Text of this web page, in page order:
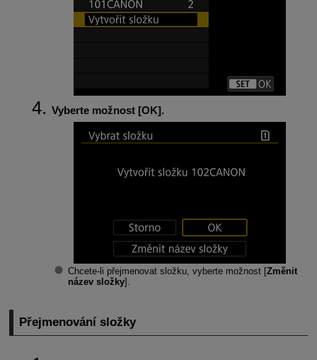
Vyberte možnost [OK].
Chcete-li přejmenovat složku, vyberte možnost [Změnit
název složky].
Přejmenování složky